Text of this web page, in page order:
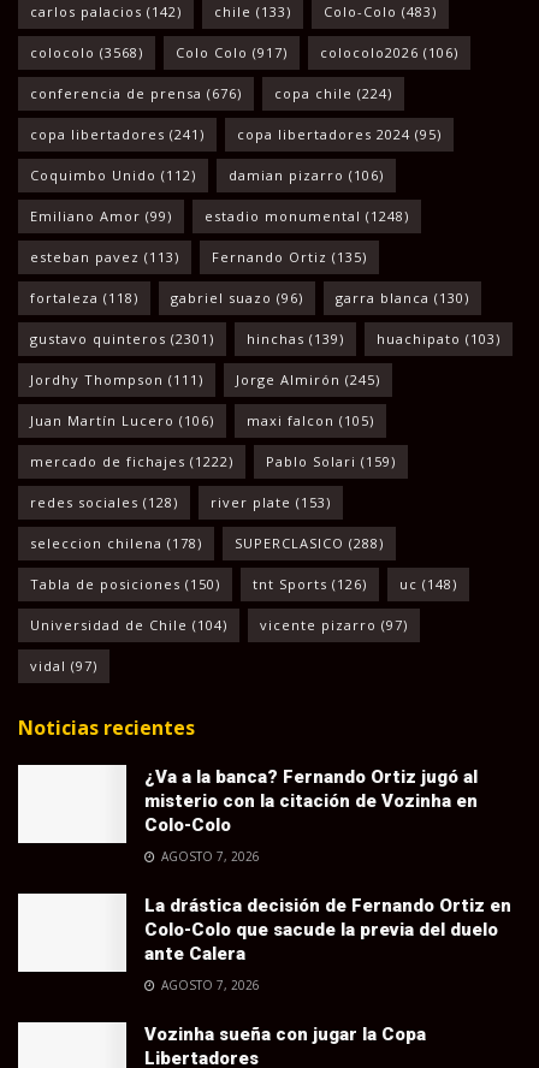
carlos palacios (142) chile (133) Colo-Colo (483)
colocolo (3568) Colo Colo (917) colocolo2026 (106)
conferencia de prensa (676) copa chile (224)
copa libertadores (241) copa libertadores 2024 (95)
Coquimbo Unido (112) damian pizarro (106)
Emiliano Amor (99) estadio monumental (1248)
esteban pavez (113) Fernando Ortiz (135)
fortaleza (118) gabriel suazo (96) garra blanca (130)
gustavo quinteros (2301) hinchas (139) huachipato (103)
Jordhy Thompson (111) Jorge Almirón (245)
Juan Martín Lucero (106) maxi falcon (105)
mercado de fichajes (1222) Pablo Solari (159)
redes sociales (128) river plate (153)
seleccion chilena (178) SUPERCLASICO (288)
Tabla de posiciones (150) tnt Sports (126) uc (148)
Universidad de Chile (104) vicente pizarro (97)
vidal (97)
Noticias recientes
¿Va a la banca? Fernando Ortiz jugó al
misterio con la citación de Vozinha en
Colo-Colo
AGOSTO 7, 2026
La drástica decisión de Fernando Ortiz en
Colo-Colo que sacude la previa del duelo
ante Calera
AGOSTO 7, 2026
Vozinha sueña con jugar la Copa
Libertadores